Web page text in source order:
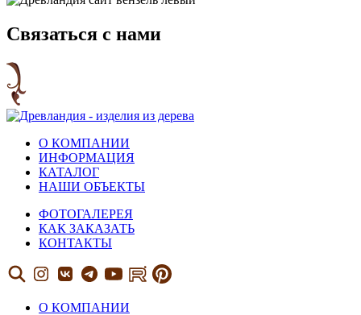
Связаться с нами
О КОМПАНИИ
ИНФОРМАЦИЯ
КАТАЛОГ
НАШИ ОБЪЕКТЫ
ФОТОГАЛЕРЕЯ
КАК ЗАКАЗАТЬ
КОНТАКТЫ
О КОМПАНИИ